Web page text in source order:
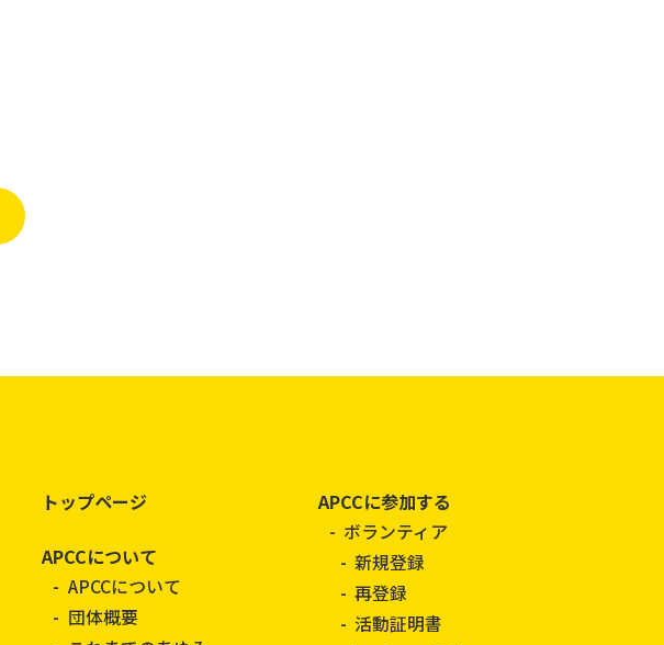
トップページ
APCCについて
APCCについて
団体概要
APCCに参加する
ボランティア
新規登録
再登録
活動証明書